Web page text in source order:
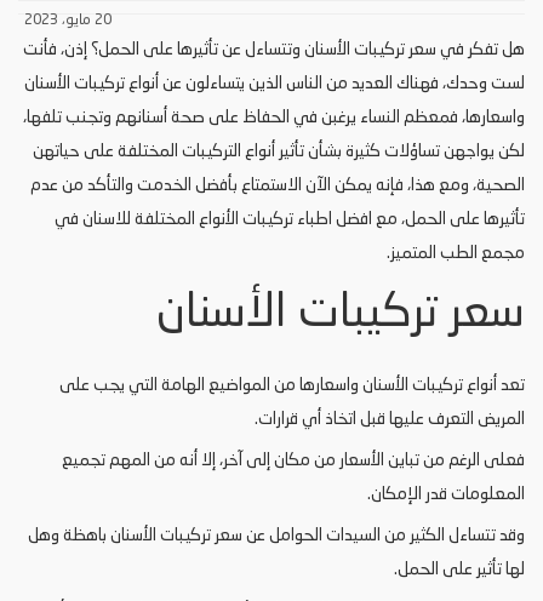
20 مايو، 2023
هل تفكر في سعر تركيبات الأسنان وتتساءل عن تأثيرها على الحمل؟ إذن، فأنت
لست وحدك، فهناك العديد من الناس الذين يتساءلون عن أنواع تركيبات الأسنان
واسعارها، فمعظم النساء يرغبن في الحفاظ على صحة أسنانهم وتجنب تلفها،
لكن يواجهن تساؤلات كثيرة بشأن تأثير أنواع التركيبات المختلفة على حياتهن
الصحية، ومع هذا، فإنه يمكن الآن الاستمتاع بأفضل الخدمت والتأكد من عدم
تأثيرها على الحمل، مع افضل اطباء تركيبات الأنواع المختلفة للاسنان في
مجمع الطب المتميز.
سعر تركيبات الأسنان
تعد أنواع تركيبات الأسنان واسعارها من المواضيع الهامة التي يجب على
المريض التعرف عليها قبل اتخاذ أي قرارات.
فعلى الرغم من تباين الأسعار من مكان إلى آخر، إلا أنه من المهم تجميع
المعلومات قدر الإمكان.
وقد تتساءل الكثير من السيدات الحوامل عن سعر تركيبات الأسنان باهظة وهل
لها تأثير على الحمل.